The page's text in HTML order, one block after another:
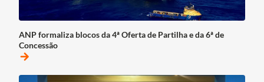
ANP formaliza blocos da 4ª Oferta de Partilha e da 6ª de
Concessão
arrow_forward